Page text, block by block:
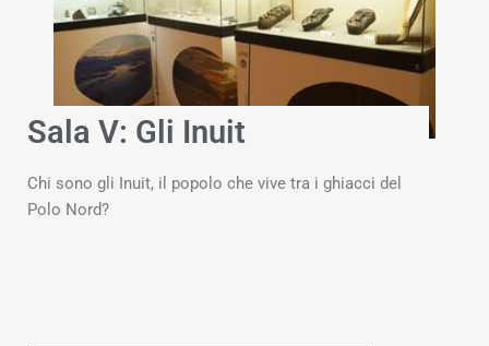
Sala V: Gli Inuit
Chi sono gli Inuit, il popolo che vive tra i ghiacci del
Polo Nord?